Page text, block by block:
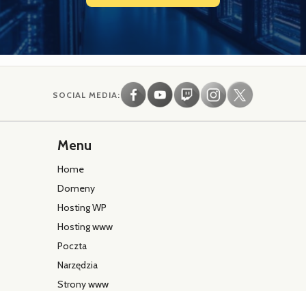
SOCIAL MEDIA:
Menu
Home
Domeny
Hosting WP
Hosting www
Poczta
Narzędzia
Strony www